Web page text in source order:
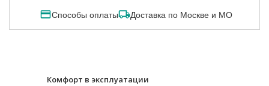
Способы оплаты Доставка по Москве и МО
Комфорт в эксплуатации